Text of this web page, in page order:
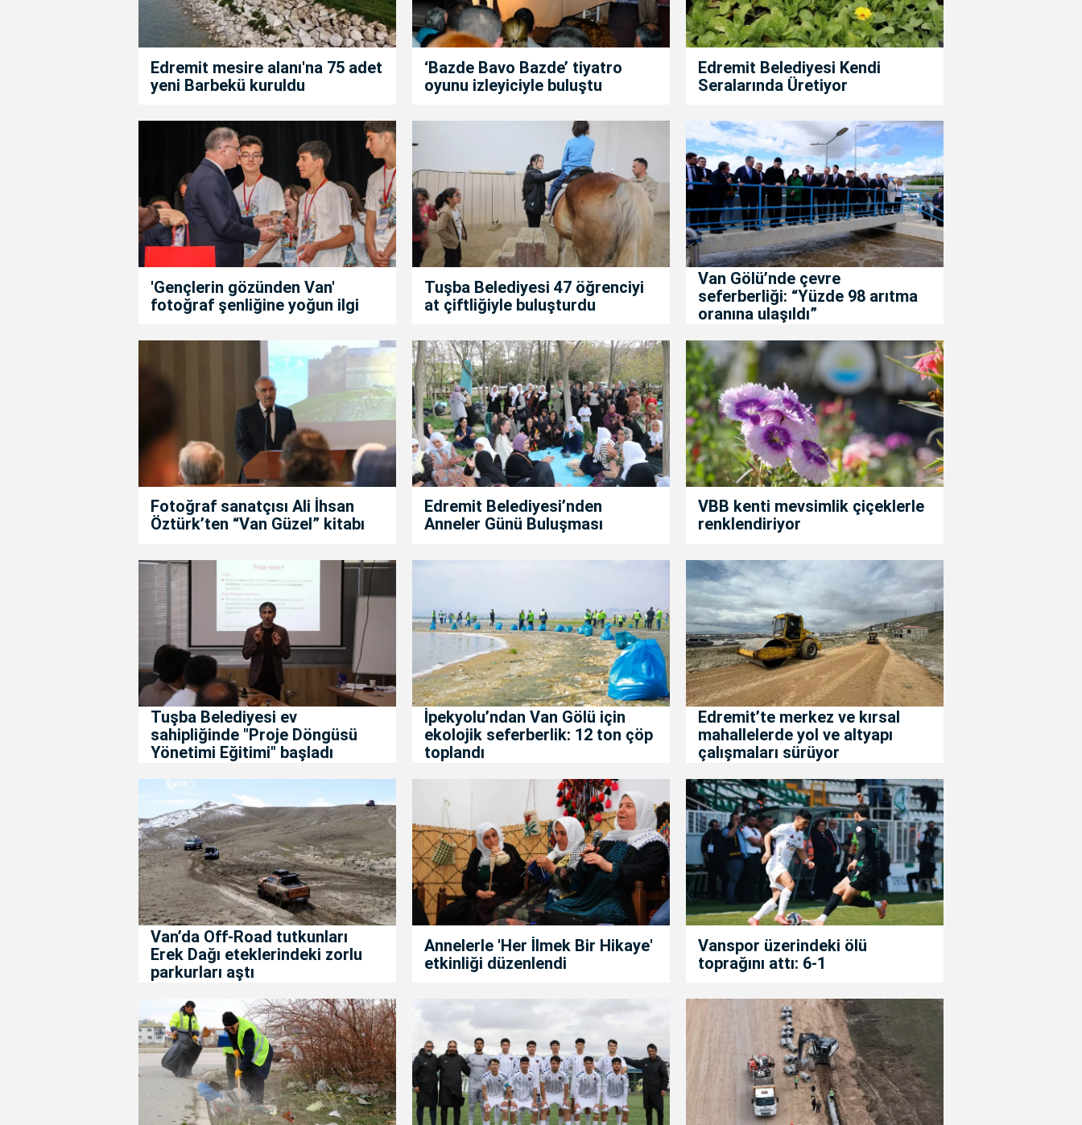
Edremit mesire alanı'na 75 adet
yeni Barbekü kuruldu
‘Bazde Bavo Bazde’ tiyatro
oyunu izleyiciyle buluştu
Edremit Belediyesi Kendi
Seralarında Üretiyor
'Gençlerin gözünden Van'
fotoğraf şenliğine yoğun ilgi
Tuşba Belediyesi 47 öğrenciyi
at çiftliğiyle buluşturdu
Van Gölü’nde çevre
seferberliği: “Yüzde 98 arıtma
oranına ulaşıldı”
Fotoğraf sanatçısı Ali İhsan
Öztürk’ten “Van Güzel” kitabı
Edremit Belediyesi’nden
Anneler Günü Buluşması
VBB kenti mevsimlik çiçeklerle
renklendiriyor
Tuşba Belediyesi ev
sahipliğinde "Proje Döngüsü
Yönetimi Eğitimi" başladı
İpekyolu’ndan Van Gölü için
ekolojik seferberlik: 12 ton çöp
toplandı
Edremit’te merkez ve kırsal
mahallelerde yol ve altyapı
çalışmaları sürüyor
Van’da Off-Road tutkunları
Erek Dağı eteklerindeki zorlu
parkurları aştı
Annelerle 'Her İlmek Bir Hikaye'
etkinliği düzenlendi
Vanspor üzerindeki ölü
toprağını attı: 6-1